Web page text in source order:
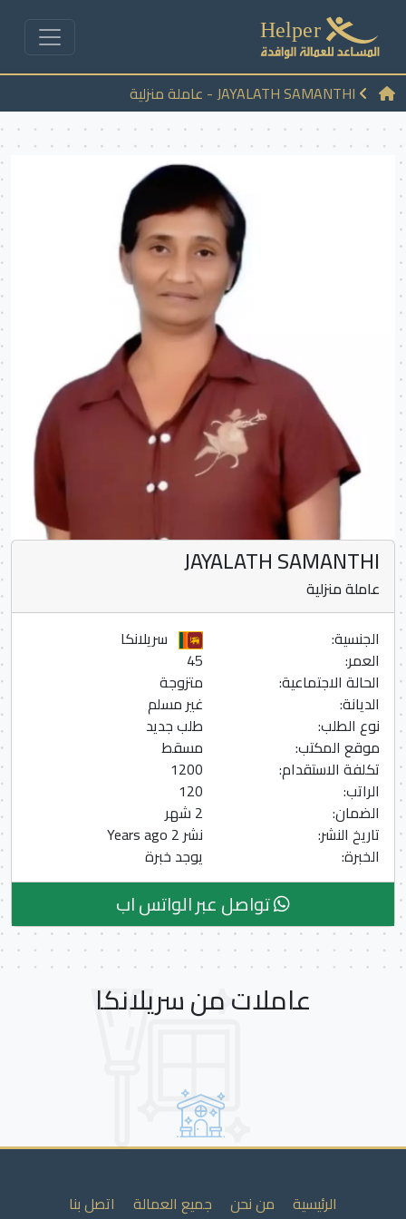
JAYALATH SAMANTHI - عاملة منزلية
JAYALATH SAMANTHI
عاملة منزلية
الجنسية:
سريلانكا
العمر:
45
الحالة الاجتماعية:
متزوجة
الديانة:
غير مسلم
نوع الطلب:
طلب جديد
موقع المكتب:
مسقط
تكلفة الاستقدام:
1200
الراتب:
120
الضمان:
2 شهر
تاريخ النشر:
نشر 2 Years ago
الخبرة:
يوجد خبرة
تواصل عبر الواتس اب
عاملات من سريلانكا
الرئيسية من نحن جميع العمالة اتصل بنا